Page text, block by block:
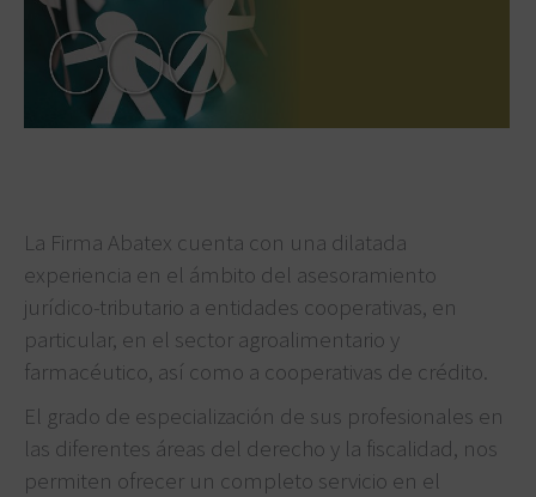
La Firma Abatex cuenta con una dilatada
experiencia en el ámbito del asesoramiento
jurídico-tributario a entidades cooperativas, en
particular, en el sector agroalimentario y
farmacéutico, así como a cooperativas de crédito.
El grado de especialización de sus profesionales en
las diferentes áreas del derecho y la fiscalidad, nos
permiten ofrecer un completo servicio en el